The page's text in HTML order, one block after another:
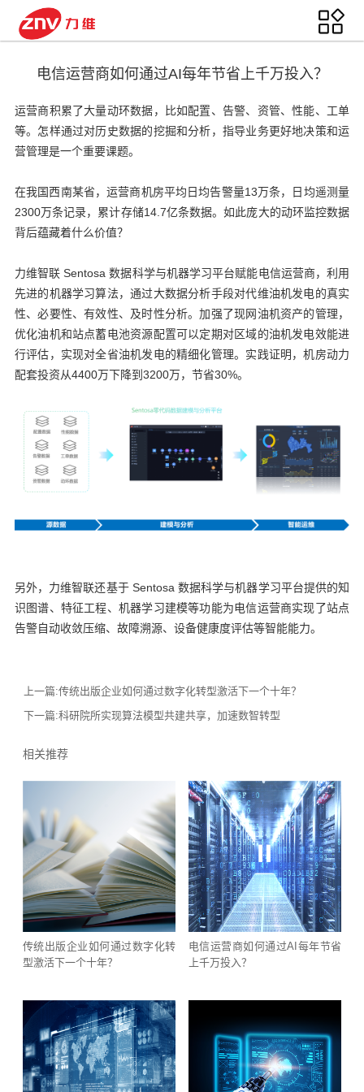
电信运营商如何通过AI每年节省上千万投入？
运营商积累了大量动环数据，比如配置、告警、资管、性能、工单
等。怎样通过对历史数据的挖掘和分析，指导业务更好地决策和运
营管理是一个重要课题。
在我国西南某省，运营商机房平均日均告警量13万条，日均遥测量
2300万条记录，累计存储14.7亿条数据。如此庞大的动环监控数据
背后蕴藏着什么价值？
力维智联 Sentosa 数据科学与机器学习平台赋能电信运营商，利用
先进的机器学习算法，通过大数据分析手段对代维油机发电的真实
性、必要性、有效性、及时性分析。加强了现网油机资产的管理，
优化油机和站点蓄电池资源配置可以定期对区域的油机发电效能进
行评估，实现对全省油机发电的精细化管理。实践证明，机房动力
配套投资从4400万下降到3200万，节省30%。
另外，力维智联还基于 Sentosa 数据科学与机器学习平台提供的知
识图谱、特征工程、机器学习建模等功能为电信运营商实现了站点
告警自动收敛压缩、故障溯源、设备健康度评估等智能能力。
上一篇:传统出版企业如何通过数字化转型激活下一个十年？
下一篇:科研院所实现算法模型共建共享，加速数智转型
相关推荐
传统出版企业如何通过数字化转
型激活下一个十年？
电信运营商如何通过AI每年节省
上千万投入？